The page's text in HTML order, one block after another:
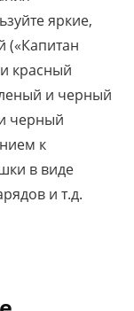
яркие,
(«Капитан
красный
и черный
черный
к
в виде
и т.д.